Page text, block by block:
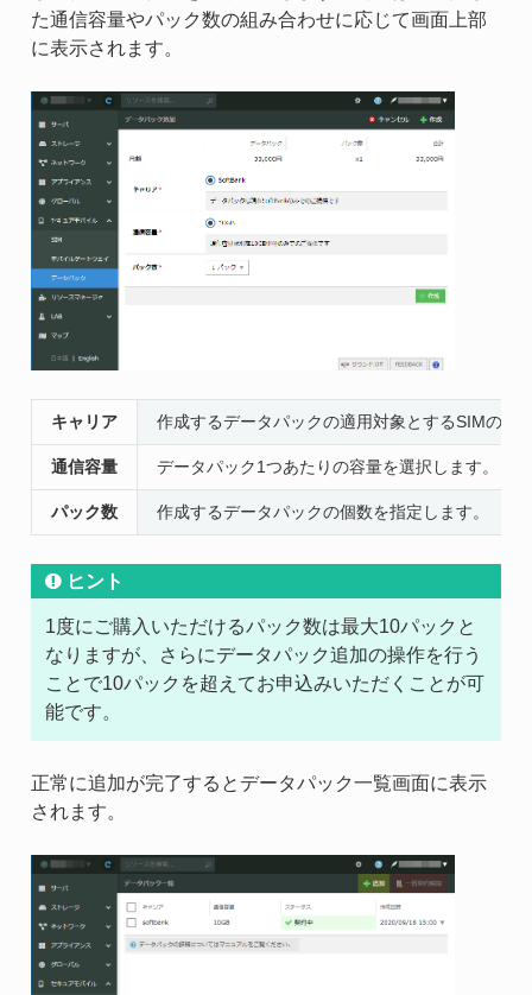
た通信容量やパック数の組み合わせに応じて画面上部
に表示されます。
キャリア 作成するデータパックの適用対象とするSIMのキ
通信容量 データパック1つあたりの容量を選択します。
パック数 作成するデータパックの個数を指定します。
ヒント
1度にご購入いただけるパック数は最大10パックと
なりますが、さらにデータパック追加の操作を行う
ことで10パックを超えてお申込みいただくことが可
能です。
正常に追加が完了するとデータパック一覧画面に表示
されます。